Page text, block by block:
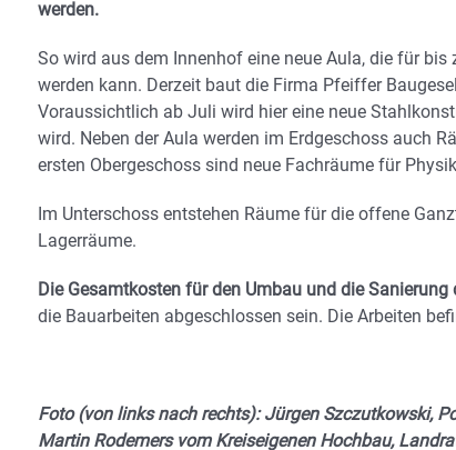
werden.
So wird aus dem Innenhof eine neue Aula, die für
werden kann. Derzeit baut die Firma Pfeiffer
Voraussichtlich ab Juli wird hier eine neue
wird. Neben der Aula werden im Erdgeschoss auch
ersten Obergeschoss sind neue Fachräume für
Im Unterschoss entstehen Räume für die offene
Lagerräume.
Die Gesamtkosten für den Umbau und die
die Bauarbeiten abgeschlossen sein. Die Arbeiten
Foto (von links nach rechts): Jürgen Szczutkowski,
Martin Rodemers vom Kreiseigenen Hochbau,